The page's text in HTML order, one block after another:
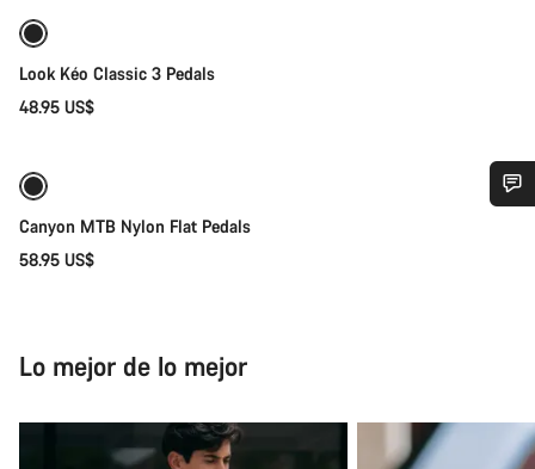
Look Kéo Classic 3 Pedals
48.95 US$
Canyon MTB Nylon Flat Pedals
58.95 US$
Lo mejor de lo mejor
¿Necesitas ayuda?
Cerrar